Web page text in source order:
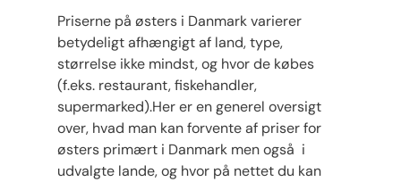
Priserne på østers i Danmark varierer
betydeligt afhængigt af land, type,
størrelse ikke mindst, og hvor de købes
(f.eks. restaurant, fiskehandler,
supermarked).Her er en generel oversigt
over, hvad man kan forvente af priser for
østers primært i Danmark men også i
udvalgte lande, og hvor på nettet du kan